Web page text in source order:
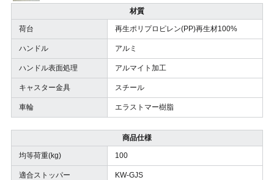
材質
荷台 再生ポリプロピレン(PP)再生材100%
ハンドル アルミ
ハンドル表面処理 アルマイト加工
キャスター金具 スチール
車輪 エラストマー樹脂
商品仕様
均等荷重(kg) 100
適合ストッパー KW-GJS